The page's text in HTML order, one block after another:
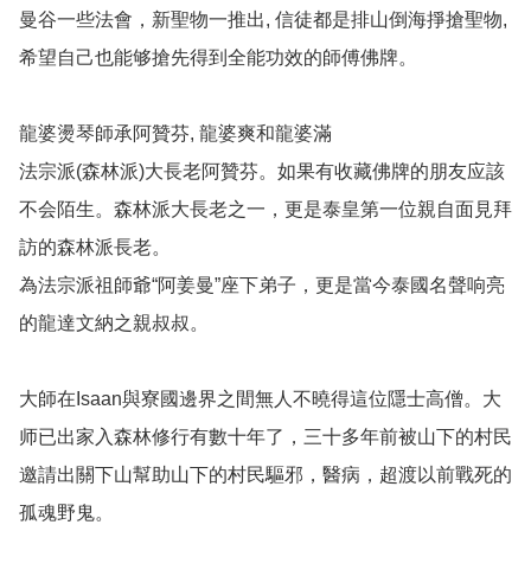
曼谷一些法會，新聖物一推出, 信徒都是排山倒海掙搶聖物,
希望自己也能够搶先得到全能功效的師傅佛牌。
龍婆燙琴師承阿贊芬, 龍婆爽和龍婆滿
法宗派(森林派)大長老阿贊芬。如果有收藏佛牌的朋友应該
不会陌生。森林派大長老之一，更是泰皇第一位親自面見拜
訪的森林派長老。
為法宗派祖師爺“阿姜曼”座下弟子，更是當今泰國名聲响亮
的龍達文納之親叔叔。
大師在Isaan與寮國邊界之間無人不曉得這位隱士高僧。大
师已出家入森林修行有數十年了，三十多年前被山下的村民
邀請出關下山幫助山下的村民驅邪，醫病，超渡以前戰死的
孤魂野鬼。